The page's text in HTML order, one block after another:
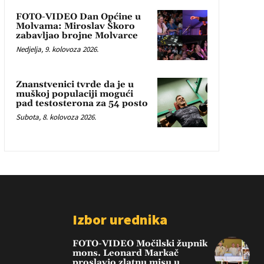
FOTO-VIDEO Dan Općine u
Molvama: Miroslav Škoro
zabavljao brojne Molvarce
Nedjelja, 9. kolovoza 2026.
Znanstvenici tvrde da je u
muškoj populaciji mogući
pad testosterona za 54 posto
Subota, 8. kolovoza 2026.
Izbor urednika
FOTO-VIDEO Močilski župnik
mons. Leonard Markač